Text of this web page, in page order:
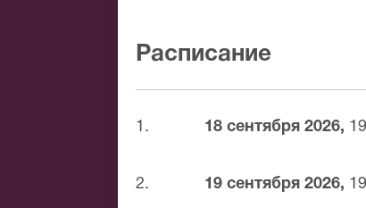
После бронирования билетов,
доставка билетов
Вы можете с помощью:
Банковской картой
Наличными
Расписание
1. 18 сентября 2026,
2. 19 сентября 2026,